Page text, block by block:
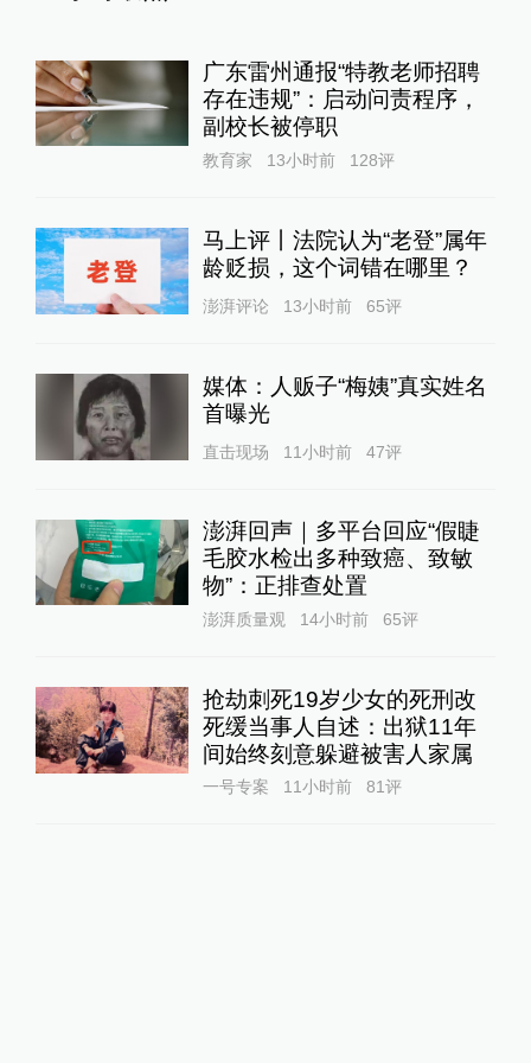
广东雷州通报“特教老师招聘
存在违规”：启动问责程序，
副校长被停职
教育家 13小时前 128评
马上评丨法院认为“老登”属年
龄贬损，这个词错在哪里？
澎湃评论 13小时前 65评
媒体：人贩子“梅姨”真实姓名
首曝光
直击现场 11小时前 47评
澎湃回声｜多平台回应“假睫
毛胶水检出多种致癌、致敏
物”：正排查处置
澎湃质量观 14小时前 65评
抢劫刺死19岁少女的死刑改
死缓当事人自述：出狱11年
间始终刻意躲避被害人家属
一号专案 11小时前 81评